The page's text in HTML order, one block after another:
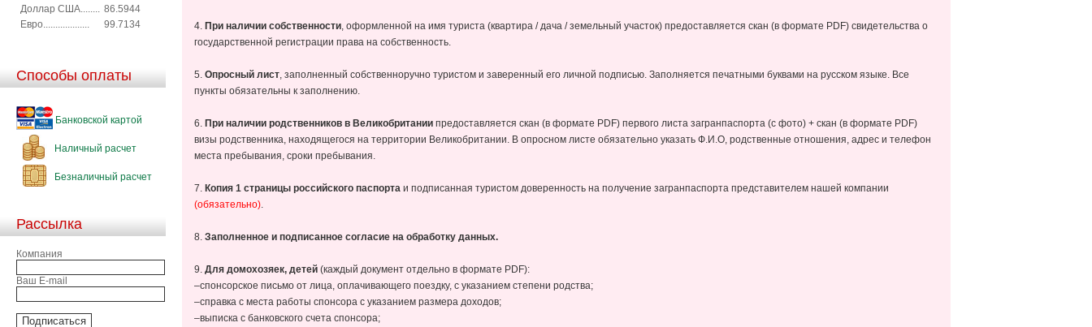
Доллар США........ 86.5944
Евро...................
99.7134
Способы оплаты
Банковской картой
Наличный расчет
Безналичный расчет
Рассылка
Компания
Ваш E-mail
4. При наличии собственности, оформленной на имя туриста (квартира / дача / земельный участок) предоставляется скан (в формате PDF) свидетельства о
государственной регистрации права на собственность.
5. Опросный лист, заполненный собственноручно туристом и заверенный его личной подписью. Заполняется печатными буквами на русском языке. Все
пункты обязательны к заполнению.
6. При наличии родственников в Великобритании предоставляется скан (в формате PDF) первого листа загранпаспорта (с фото) + скан (в формате PDF)
визы родственника, находящегося на территории Великобритании. В опросном листе обязательно указать Ф.И.О, родственные отношения, адрес и телефон
места пребывания, сроки пребывания.
7. Копия 1 страницы российского паспорта и подписанная туристом доверенность на получение загранпаспорта представителем нашей компании
(обязательно).
8. Заполненное и подписанное согласие на обработку данных.
9. Для домохозяек, детей (каждый документ отдельно в формате PDF):
–спонсорское письмо от лица, оплачивающего поездку, с указанием степени родства;
–справка с места работы спонсора с указанием размера доходов;
–выписка с банковского счета спонсора;